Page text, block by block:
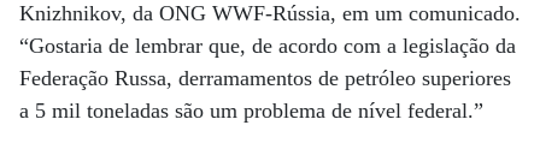
Knizhnikov, da ONG WWF-Rússia, em um comunicado.
“Gostaria de lembrar que, de acordo com a legislação da
Federação Russa, derramamentos de petróleo superiores
a 5 mil toneladas são um problema de nível federal.”